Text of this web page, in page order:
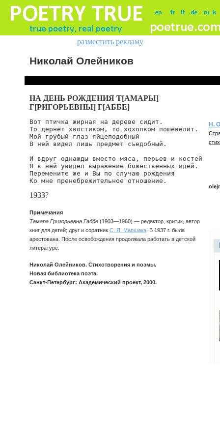
разместить рекламу
Николай Олейников
НА ДЕНЬ РОЖДЕНИЯ Т[АМАРЫ]
Г[РИГОРЬЕВНЫ] Г[АББЕ]
Вот птичка жирная на дереве сидит.
То дернет хвостиком, то хохолком пошевелит.
Мой грубый глаз яйцеподобный
В ней видел лишь предмет съедобный.
И вдруг однажды вместо мяса, перьев и костей
Я в ней увидел выражение божественных идей.
Перемените же и Вы по случаю рождения
Ко мне пренебрежительное отношение.
1933?
Примечания
Тамара Григорьевна Габбе (1903—1960) — редактор, критик, автор
книг для детей; друг и соратник С. Я. Маршака . В 1937 г. была
арестована. После освобождения продолжала работать в детской
литературе.
Николай Олейников. Стихотворения и поэмы.
Новая библиотека поэта.
Санкт-Петербург: Академический проект, 2000.
Н.